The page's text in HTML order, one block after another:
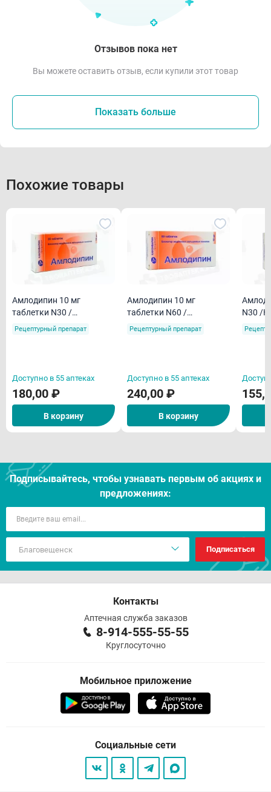
Отзывов пока нет
Вы можете оставить отзыв, если купили этот товар
Показать больше
Похожие товары
Амлодипин 10 мг
таблетки N30 /
Канонфарма/
Рецептурный препарат
Доступно в 55 аптеках
180,00 ₽
В корзину
Амлодипин 10 мг
таблетки N60 /
Канонфарма/
Рецептурный препарат
Доступно в 55 аптеках
240,00 ₽
В корзину
Амлодипин 5
N30 /
Подписывайтесь, чтобы узнавать первым об акцияx и
предложениях:
Подписаться
Контакты
Аптечная служба заказов
8-914-555-55-55
Круглосуточно
Мобильное приложение
Социальные сети